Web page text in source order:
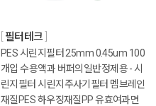
필터테크
PES 시린지필터 25mm 0.45um 100
개입 수용액과 버퍼의일반정제용 - 시
린지필터 시린지주사기필터 멤브레인
재질PES 하우징재질PP 유효여과면